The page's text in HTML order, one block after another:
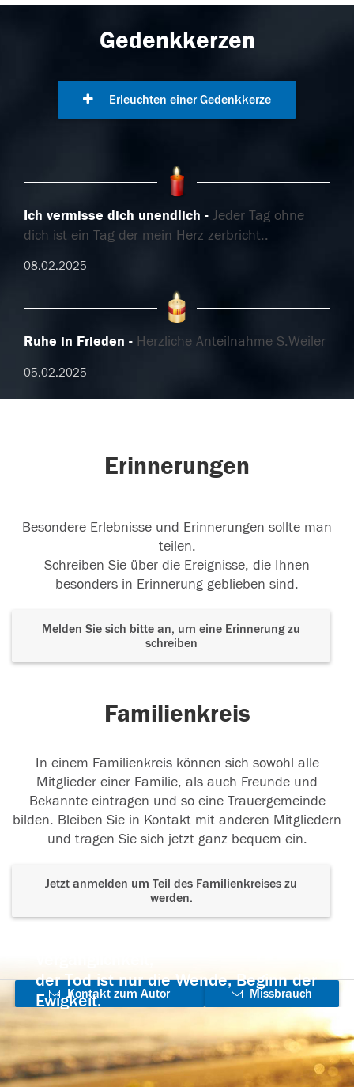
Gedenkkerzen
Erleuchten einer Gedenkkerze
Ich vermisse dich unendlich
Jeder Tag ohne
dich ist ein Tag der mein Herz zerbricht..
08.02.2025
Ruhe in Frieden Herzliche Anteilnahme S.Weiler
05.02.2025
Erinnerungen
Besondere Erlebnisse und Erinnerungen sollte man
teilen.
Schreiben Sie über die Ereignisse, die Ihnen
besonders in Erinnerung geblieben sind.
Melden Sie sich bitte an, um eine Erinnerung zu
schreiben
Familienkreis
In einem Familienkreis können sich sowohl alle
Mitglieder einer Familie, als auch Freunde und
Bekannte eintragen und so eine Trauergemeinde
bilden. Bleiben Sie in Kontakt mit anderen Mitgliedern
und tragen Sie sich jetzt ganz bequem ein.
Jetzt anmelden um Teil des Familienkreises zu
werden.
der Tod ist nur die Wende, Beginn der
Ewigkeit.
Kontakt zum Autor
aufnehmen
Missbrauch